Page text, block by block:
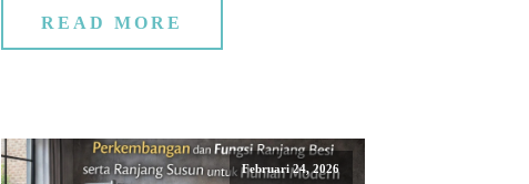
READ MORE
Februari 24, 2026